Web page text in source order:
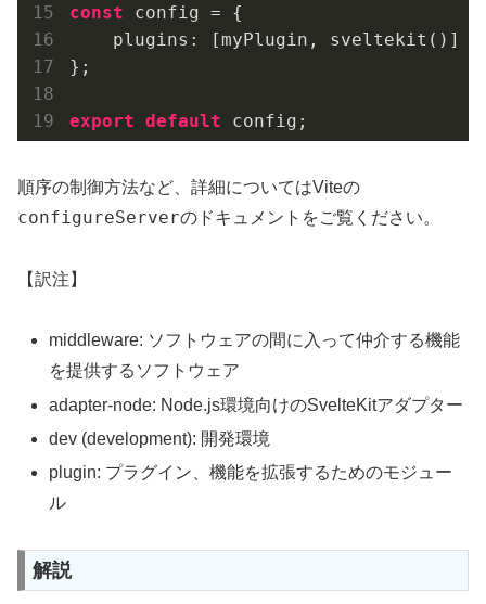
const config = {
    plugins: [myPlugin, sveltekit()]
};
export default config;
順序の制御方法など、詳細についてはViteの
configureServerのドキュメントをご覧ください。
【訳注】
middleware: ソフトウェアの間に入って仲介する機能
を提供するソフトウェア
adapter-node: Node.js環境向けのSvelteKitアダプター
dev (development): 開発環境
plugin: プラグイン、機能を拡張するためのモジュー
ル
解説